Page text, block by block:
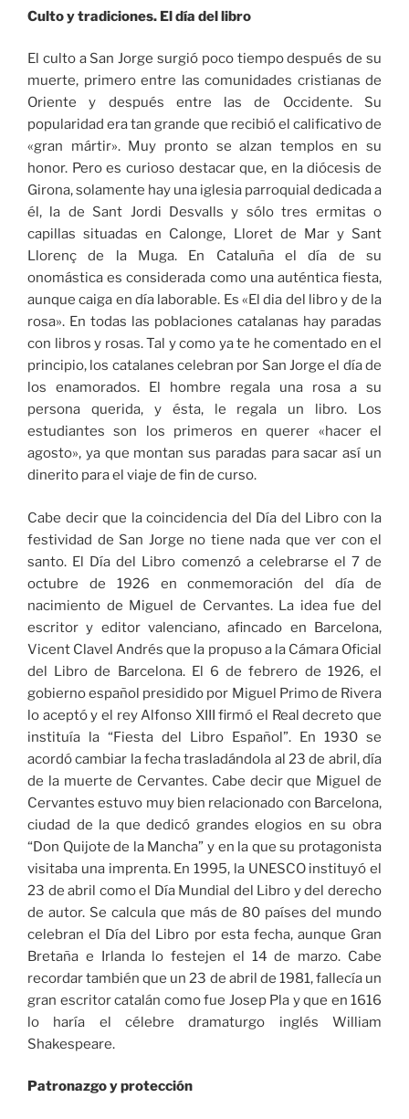
Culto y tradiciones. El día del libro
El culto a San Jorge surgió poco tiempo después de su
muerte, primero entre las comunidades cristianas de
Oriente y después entre las de Occidente. Su
popularidad era tan grande que recibió el calificativo de
«gran mártir». Muy pronto se alzan templos en su
honor. Pero es curioso destacar que, en la diócesis de
Girona, solamente hay una iglesia parroquial dedicada a
él, la de Sant Jordi Desvalls y sólo tres ermitas o
capillas situadas en Calonge, Lloret de Mar y Sant
Llorenç de la Muga. En Cataluña el día de su
onomástica es considerada como una auténtica fiesta,
aunque caiga en día laborable. Es «El dia del libro y de la
rosa». En todas las poblaciones catalanas hay paradas
con libros y rosas. Tal y como ya te he comentado en el
principio, los catalanes celebran por San Jorge el día de
los enamorados. El hombre regala una rosa a su
persona querida, y ésta, le regala un libro. Los
estudiantes son los primeros en querer «hacer el
agosto», ya que montan sus paradas para sacar así un
dinerito para el viaje de fin de curso.
Cabe decir que la coincidencia del Día del Libro con la
festividad de San Jorge no tiene nada que ver con el
santo. El Día del Libro comenzó a celebrarse el 7 de
octubre de 1926 en conmemoración del día de
nacimiento de Miguel de Cervantes. La idea fue del
escritor y editor valenciano, afincado en Barcelona,
Vicent Clavel Andrés que la propuso a la Cámara Oficial
del Libro de Barcelona. El 6 de febrero de 1926, el
gobierno español presidido por Miguel Primo de Rivera
lo aceptó y el rey Alfonso XIII firmó el Real decreto que
instituía la “Fiesta del Libro Español”. En 1930 se
acordó cambiar la fecha trasladándola al 23 de abril, día
de la muerte de Cervantes. Cabe decir que Miguel de
Cervantes estuvo muy bien relacionado con Barcelona,
ciudad de la que dedicó grandes elogios en su obra
“Don Quijote de la Mancha” y en la que su protagonista
visitaba una imprenta. En 1995, la UNESCO instituyó el
23 de abril como el Día Mundial del Libro y del derecho
de autor. Se calcula que más de 80 países del mundo
celebran el Día del Libro por esta fecha, aunque Gran
Bretaña e Irlanda lo festejen el 14 de marzo. Cabe
recordar también que un 23 de abril de 1981, fallecía un
gran escritor catalán como fue Josep Pla y que en 1616
lo haría el célebre dramaturgo inglés William
Shakespeare.
Patronazgo y protección